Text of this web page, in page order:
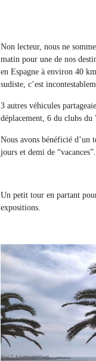
Non lecteur, nous ne
matin pour une de nos
en Espagne à environ 40
sudiste, c’est
3 autres véhicules
déplacement, 6 du clubs du
Nous avons bénéficié d’un
jours et demi de “vacances”.
Un petit tour en partant
expositions.